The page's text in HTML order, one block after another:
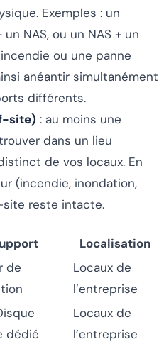
Exemples : un
NAS, ou un NAS + un
ou une panne
anéantir simultanément
différents.
site) : au moins une
dans un lieu
de vos locaux. En
(incendie, inondation,
reste intacte.
Localisation
de
Locaux de
l’entreprise
dédié
Locaux de
l’entreprise